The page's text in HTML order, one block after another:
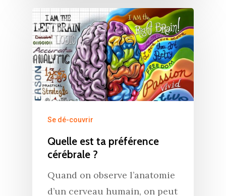
Se dé-couvrir
Quelle est ta préférence
cérébrale ?
Quand on observe l’anatomie
d’un cerveau humain, on peut